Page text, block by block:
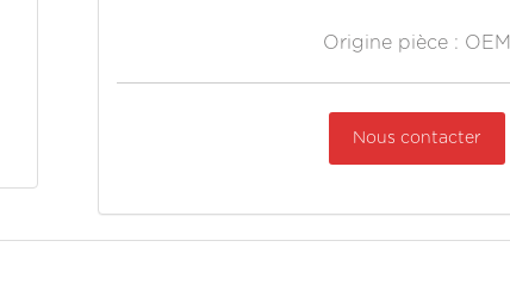
Origine pièce : OEM
Nous contacter